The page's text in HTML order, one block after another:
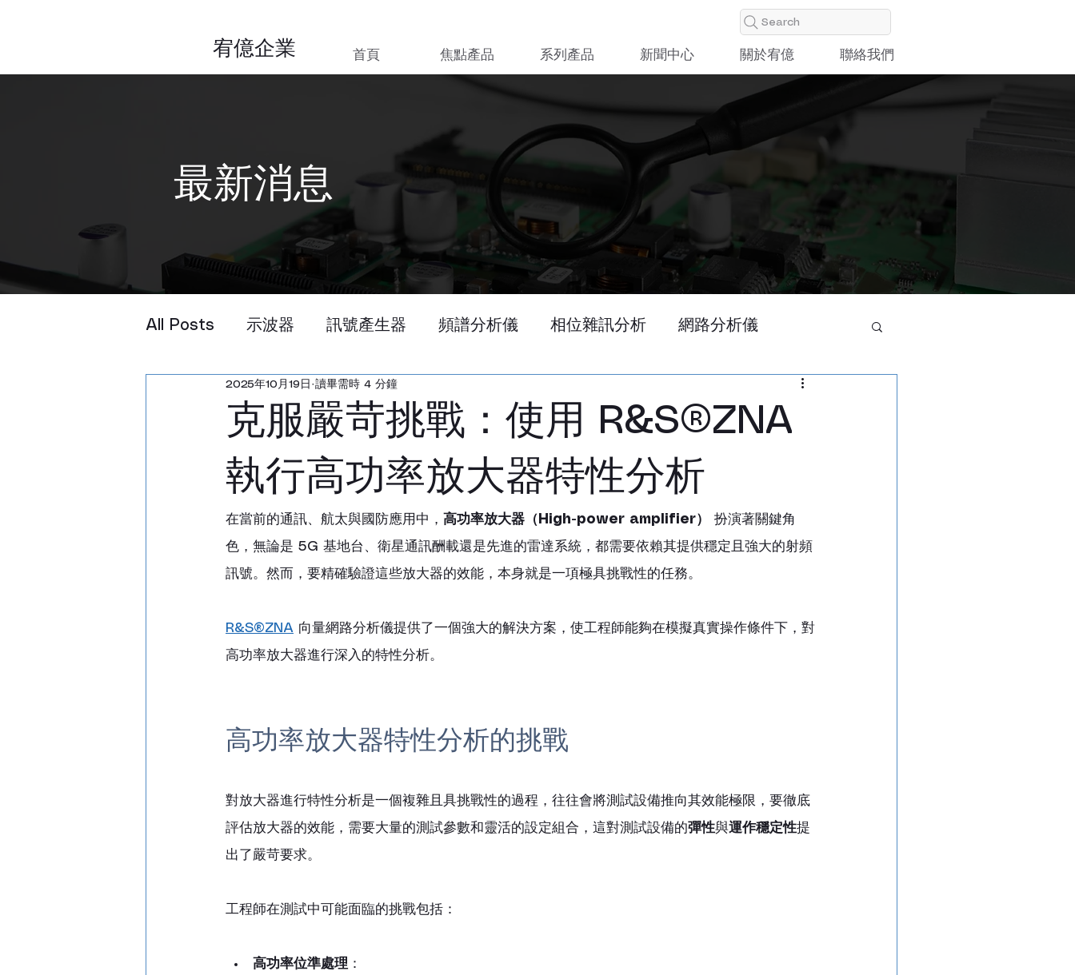
​宥億企業
Search
首頁 焦點產品 系列產品 新聞中心 關於宥億 聯絡我們
​最新消息
All Posts 示波器 訊號產生器 頻譜分析儀 相位雜訊分析 網路分析儀
汽車雷達回波產生器 無線網路模擬器
射頻通訊測試儀 功率感測器 電源供應器 LCR 測試儀 音頻分析儀
雷達回波產生器 天線陣列 測試無響室 毫米波轉換器 探棒 切換矩陣
克服嚴苛挑戰：使用 R&S®ZNA
執行高功率放大器特性分析
2025年10月19日 讀畢需時 4 分鐘
在當前的通訊、航太與國防應用中， 高功率放大器（High-power amplifier） 扮演著關鍵角
色，無論是 5G 基地台、衛星通訊酬載還是先進的雷達系統，都需要依賴其提供穩定且強大的射頻
訊號。然而，要精確驗證這些放大器的效能，本身就是一項極具挑戰性的任務。
R&S®ZNA 向量網路分析儀提供了一個強大的解決方案，使工程師能夠在模擬真實操作條件下，對
高功率放大器進行深入的特性分析。
高功率放大器特性分析的挑戰
對放大器進行特性分析是一個複雜且具挑戰性的過程，往往會將測試設備推向其效能極限，要徹底
評估放大器的效能，需要大量的測試參數和靈活的設定組合，這對測試設備的彈性與運作穩定性提
出了嚴苛要求。
工程師在測試中可能面臨的挑戰包括：
高功率位準處理 ：